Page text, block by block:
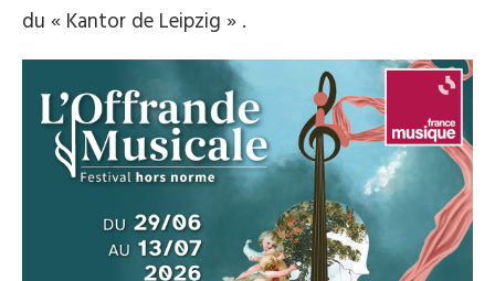
du « Kantor de Leipzig » .